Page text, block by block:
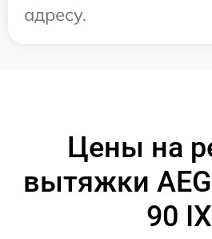
адресу.
Цены на
вытяжки
90 IX